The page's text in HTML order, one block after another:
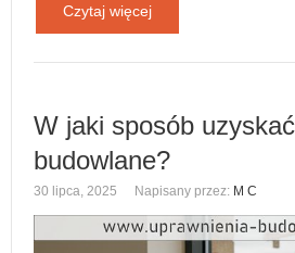
Czytaj więcej
W jaki sposób
budowlane?
30 lipca, 2025 Napisany przez: M C